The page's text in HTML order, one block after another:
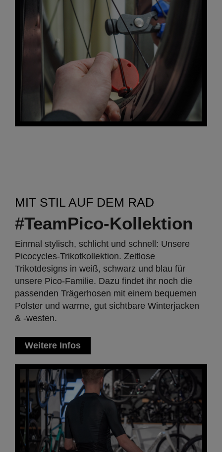
MIT STIL AUF DEM RAD
#TeamPico-Kollektion
Einmal stylisch, schlicht und schnell: Unsere
Picocycles-Trikotkollektion. Zeitlose
Trikotdesigns in weiß, schwarz und blau für
unsere Pico-Familie. Dazu findet ihr noch die
passenden Trägerhosen mit einem bequemen
Polster und warme, gut sichtbare Winterjacken
& -westen.
Weitere Infos